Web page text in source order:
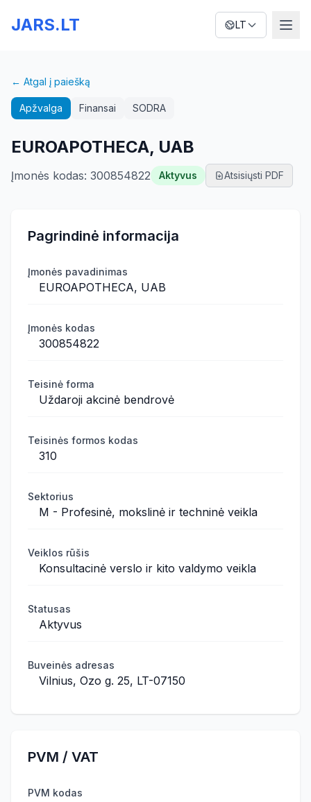
JARS.LT LT
← Atgal į paiešką
Apžvalga Finansai SODRA
EUROAPOTHECA, UAB
Įmonės kodas: 300854822 Aktyvus Atsisiųsti PDF
Pagrindinė informacija
Įmonės pavadinimas
EUROAPOTHECA, UAB
Įmonės kodas
300854822
Teisinė forma
Uždaroji akcinė bendrovė
Teisinės formos kodas
310
Sektorius
M - Profesinė, mokslinė ir techninė veikla
Veiklos rūšis
Konsultacinė verslo ir kito valdymo veikla
Statusas
Aktyvus
Buveinės adresas
Vilnius, Ozo g. 25, LT-07150
PVM / VAT
PVM kodas